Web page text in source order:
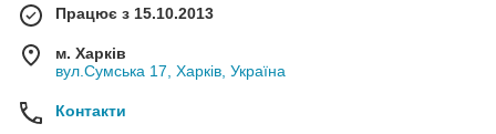
Працює з 15.10.2013
м. Харків
вул.Сумська 17, Харків, Україна
Контакти